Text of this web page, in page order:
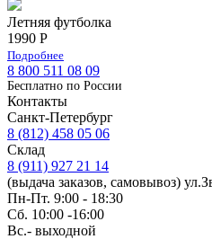
Летняя футболка
1990 Р
Подробнее
8 800 511 08 09
Бесплатно по Роcсии
Контакты
Санкт-Петербург
8 (812) 458 05 06
Склад
8 (911) 927 21 14
(выдача заказов, самовывоз)
Пн-Пт. 9:00 - 18:30
Сб. 10:00 -16:00
Вс.- выходной